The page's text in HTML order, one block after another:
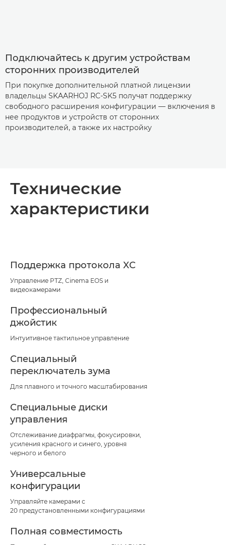
Подключайтесь к другим устройствам
сторонних производителей
При покупке дополнительной платной лицензии
владельцы SKAARHOJ RC-SK5 получат поддержку
свободного расширения конфигурации — включения в
нее продуктов и устройств от сторонних
производителей, а также их настройку
Технические
характеристики
Поддержка протокола XC
Управление PTZ, Cinema EOS и
видеокамерами
Профессиональный
джойстик
Интуитивное тактильное управление
Специальный
переключатель зума
Для плавного и точного масштабирования
Специальные диски
управления
Отслеживание диафрагмы, фокусировки,
усиления красного и синего, уровня
черного и белого
Универсальные
конфигурации
Управляйте камерами с
20 предустановленными конфигурациями
Полная совместимость